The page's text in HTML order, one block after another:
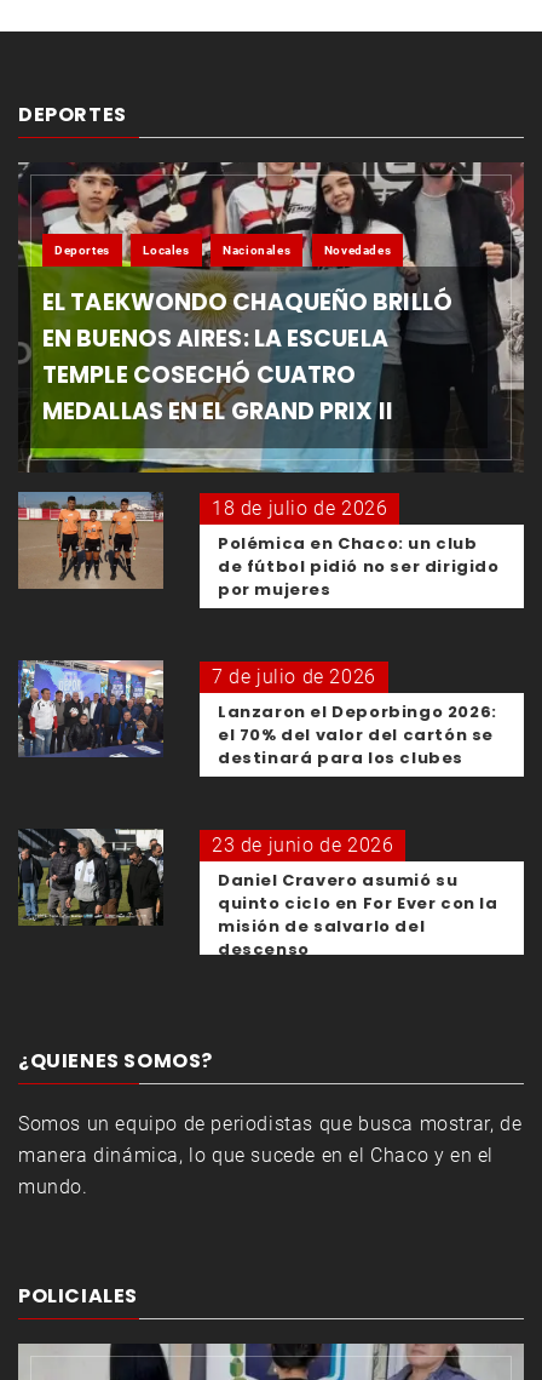
DEPORTES
Deportes Locales Nacionales Novedades
EL TAEKWONDO CHAQUEÑO BRILLÓ
EN BUENOS AIRES: LA ESCUELA
TEMPLE COSECHÓ CUATRO
MEDALLAS EN EL GRAND PRIX II
18 de julio de 2026
Polémica en Chaco: un club
de fútbol pidió no ser dirigido
por mujeres
7 de julio de 2026
Lanzaron el Deporbingo 2026:
el 70% del valor del cartón se
destinará para los clubes
23 de junio de 2026
Daniel Cravero asumió su
quinto ciclo en For Ever con la
misión de salvarlo del
descenso
¿QUIENES SOMOS?
Somos un equipo de periodistas que busca mostrar, de
manera dinámica, lo que sucede en el Chaco y en el
mundo.
POLICIALES